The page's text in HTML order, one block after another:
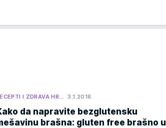
I ZDRAVA HR… 3.1.2018.
da napravite bezglutensku
brašna: gluten free brašno u